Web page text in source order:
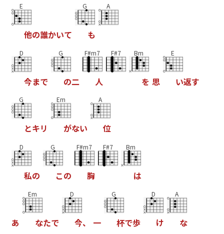
E
他の誰かいて
G
も
A
D
今まで
G
の二
F#m7
人
F#7 Bm
を 思
E
い返す
G
とキリ
Em
がない
A
位
D
私の
G
この
F#m7
胸
F#7 Bm
は
あ
Em
なたで
D
今、 一
G
杯で歩
D
け
A
な